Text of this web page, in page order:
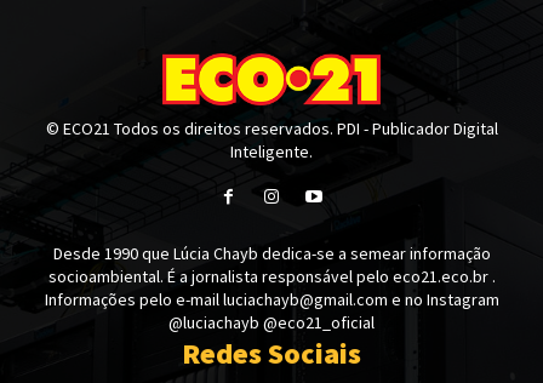
© ECO21 Todos os direitos reservados. PDI - Publicador Digital
Inteligente.
Desde 1990 que Lúcia Chayb dedica-se a semear informação
socioambiental. É a jornalista responsável pelo eco21.eco.br .
Informações pelo e-mail luciachayb@gmail.com e no Instagram
@luciachayb @eco21_oficial
Redes Sociais